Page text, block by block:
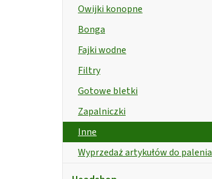
y
Owijki konopne
Bonga
Fajki wodne
Filtry
Gotowe bletki
Zapalniczki
Inne
Wyprzedaż artykułów do palenia